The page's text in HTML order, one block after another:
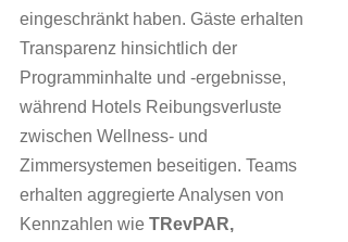
eingeschränkt haben. Gäste erhalten
Transparenz hinsichtlich der
Programminhalte und -ergebnisse,
während Hotels Reibungsverluste
zwischen Wellness- und
Zimmersystemen beseitigen. Teams
erhalten aggregierte Analysen von
Kennzahlen wie TRevPAR,